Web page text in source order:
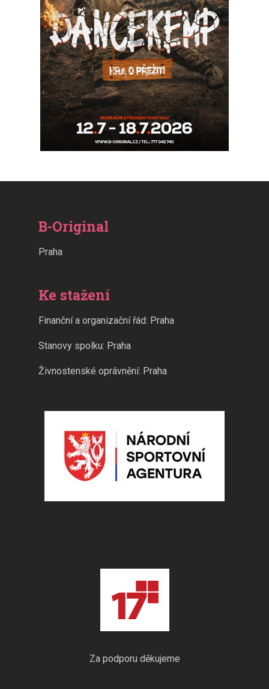
B-Original
Praha
Ke stažení
Finanční a organizační řád: Praha
Stanovy spolku: Praha
Živnostenské oprávnění: Praha
Za podporu děkujeme